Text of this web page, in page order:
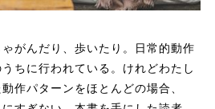
がんだり、歩いたり。日常的動作
ちに行われている。けれどわたし
作パターンをほとんどの場合、